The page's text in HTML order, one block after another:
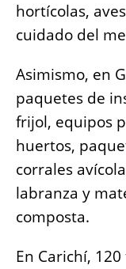
hortícolas,
cuidado del
Asimismo, en
paquetes de
frijol, equipos
huertos,
corrales
labranza y
composta.
En Carichí,